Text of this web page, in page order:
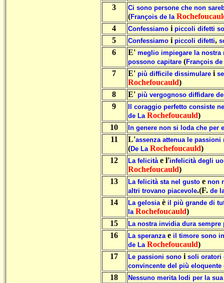
3 Ci sono persone che non
(François de la
4
Confessiamo i piccoli difetti
5 Confessiamo i piccoli difetti,
6 E' meglio impiegare la nostra
possono capitare (François de
7 E' più difficile dissimulare i
Rochefoucauld)
8
E' più vergognoso diffidare
9 coraggio perfetto consiste
de La Rochefoucauld)
10
In genere non si loda che per
11 L'assenza attenua le passioni
(De La Rochefoucauld)
12
La felicità e l'infelicità degli
Rochefoucauld)
13
La felicità sta nel gusto e non
altri trovano piacevole.(F. de
14 La gelosia è il più grande di
la Rochefoucauld)
15
La nostra invidia dura sempre
16 La speranza e il timore sono
de La Rochefoucauld)
17
Le passioni sono i soli oratori
convincente del più eloquente
18 Nessuno merita lodi per la sua